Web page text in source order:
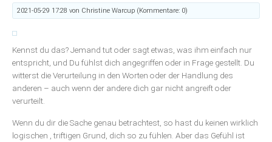
wir
uns
2021-05-29 17:28 von Christine Warcup (Kommentare: 0)
Kennst du das? Jemand tut oder sagt etwas, was ihm einfach nur
entspricht, und Du fühlst dich angegriffen oder in Frage gestellt. Du
witterst die Verurteilung in den Worten oder der Handlung des
anderen – auch wenn der andere dich gar nicht angreift oder
verurteilt.
Wenn du dir die Sache genau betrachtest, so hast du keinen wirklich
logischen , triftigen Grund, dich so zu fühlen. Aber das Gefühl ist